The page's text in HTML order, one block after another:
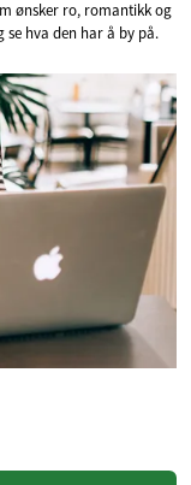
ønsker ro, romantikk og
se hva den har å by på.